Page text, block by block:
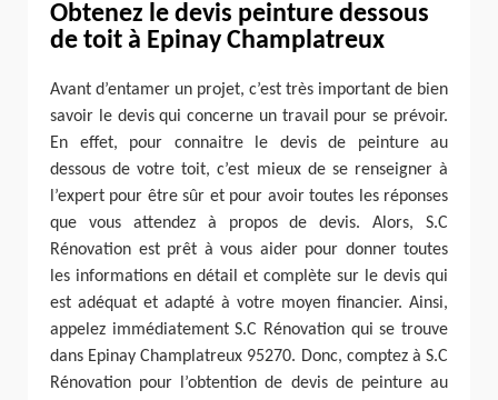
Obtenez le devis peinture dessous
de toit à Epinay Champlatreux
Avant d’entamer un projet, c’est très important de bien
savoir le devis qui concerne un travail pour se prévoir.
En effet, pour connaitre le devis de peinture au
dessous de votre toit, c’est mieux de se renseigner à
l’expert pour être sûr et pour avoir toutes les réponses
que vous attendez à propos de devis. Alors, S.C
Rénovation est prêt à vous aider pour donner toutes
les informations en détail et complète sur le devis qui
est adéquat et adapté à votre moyen financier. Ainsi,
appelez immédiatement S.C Rénovation qui se trouve
dans Epinay Champlatreux 95270. Donc, comptez à S.C
Rénovation pour l’obtention de devis de peinture au